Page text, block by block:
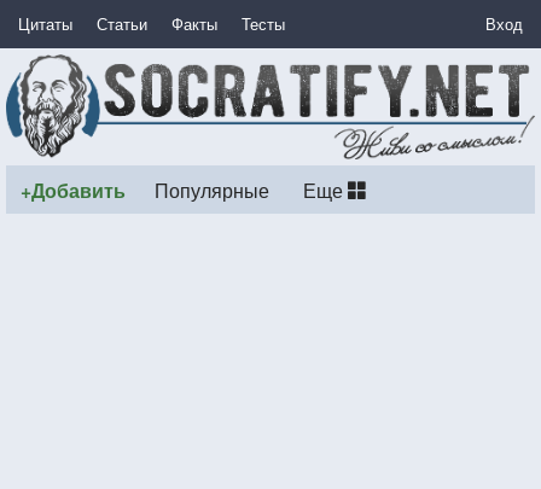
Цитаты Статьи Факты Тесты Вход
+Добавить Популярные Еще